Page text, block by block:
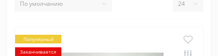
Популярный
Заканчивается